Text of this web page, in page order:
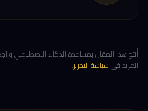
أُنتِج هذا المقال بمساعدة الذكاء الاصطناعي
المزيد فيسياسة التحرير.